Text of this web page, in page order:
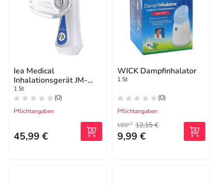
Iea Medical
Inhalationsgerät JM-
06802
1 St
(0)
Pflichtangaben
45,99 €
WICK Dampfinhalator
1 St
(0)
Pflichtangaben
MRP2 12,15 €
9,99 €